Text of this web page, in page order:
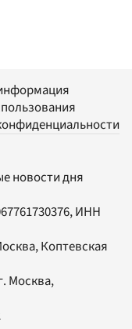
новости дня
ИНН
Коптевская
Москва,